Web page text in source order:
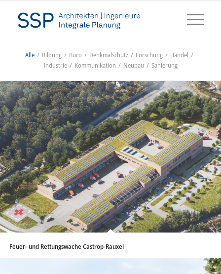
Alle / Bildung / Büro / Denkmalschutz / Forschung / Handel /
Industrie / Kommunikation / Neubau / Sanierung
Feuer- und Rettungswache Castrop-Rauxel